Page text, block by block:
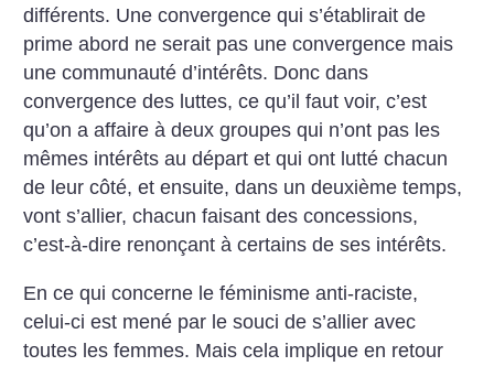
différents. Une convergence qui s’établirait de
prime abord ne serait pas une convergence mais
une communauté d’intérêts. Donc dans
convergence des luttes, ce qu’il faut voir, c’est
qu’on a affaire à deux groupes qui n’ont pas les
mêmes intérêts au départ et qui ont lutté chacun
de leur côté, et ensuite, dans un deuxième temps,
vont s’allier, chacun faisant des concessions,
c’est-à-dire renonçant à certains de ses intérêts.
En ce qui concerne le féminisme anti-raciste,
celui-ci est mené par le souci de s’allier avec
toutes les femmes. Mais cela implique en retour